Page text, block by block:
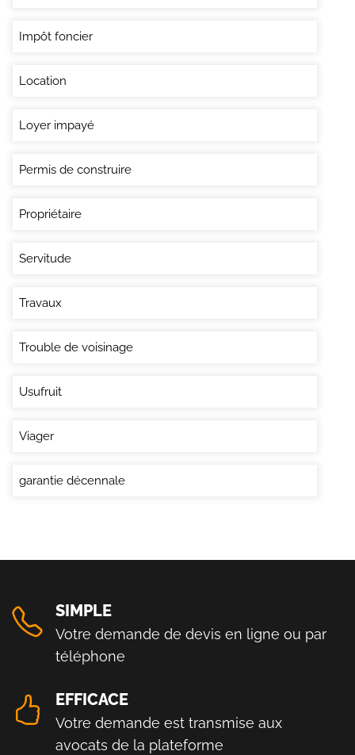
Impôt foncier
Location
Loyer impayé
Permis de construire
Propriétaire
Servitude
Travaux
Trouble de voisinage
Usufruit
Viager
garantie décennale
SIMPLE
Votre demande de devis en ligne ou par
téléphone
EFFICACE
Votre demande est transmise aux
avocats de la plateforme